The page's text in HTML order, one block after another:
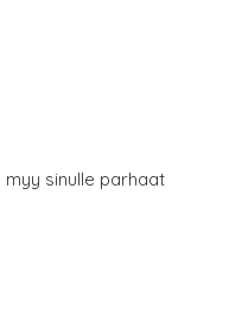
myy sinulle parhaat